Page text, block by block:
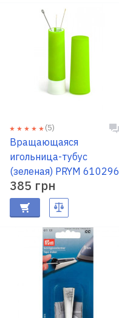
(5)
Вращающаяся
игольница-тубус
(зеленая) PRYM 610296
385 грн